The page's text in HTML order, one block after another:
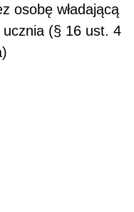
osobę władającą
(§ 16 ust. 4